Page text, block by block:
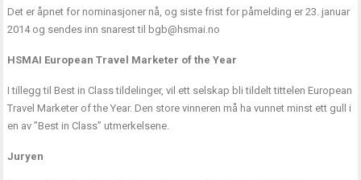
Det er åpnet for nominasjoner nå, og siste frist for påmelding er 23. januar
2014 og sendes inn snarest til bgb@hsmai.no
HSMAI European Travel Marketer of the Year
I tillegg til Best in Class tildelinger, vil ett selskap bli tildelt tittelen European
Travel Marketer of the Year. Den store vinneren må ha vunnet minst ett gull i
en av ”Best in Class” utmerkelsene.
Juryen